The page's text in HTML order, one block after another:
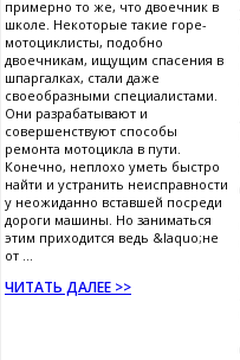
примерно то же, что двоечник в
школе. Некоторые такие горе-
мотоциклисты, подобно
двоечникам, ищущим спасения в
шпаргалках, стали даже
своеобразными специалистами.
Они разрабатывают и
совершенствуют способы
ремонта мотоцикла в пути.
Конечно, неплохо уметь быстро
найти и устранить неисправности
у неожиданно вставшей посреди
дороги машины. Но заниматься
этим приходится ведь &laquo;не
от ...
ЧИТАТЬ ДАЛЕЕ >>